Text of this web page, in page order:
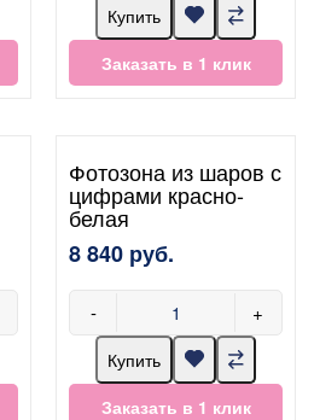
Купить
Заказать в 1 клик
Фотозона из шаров с
цифрами красно-
белая
8 840 руб.
- +
Купить
Заказать в 1 клик